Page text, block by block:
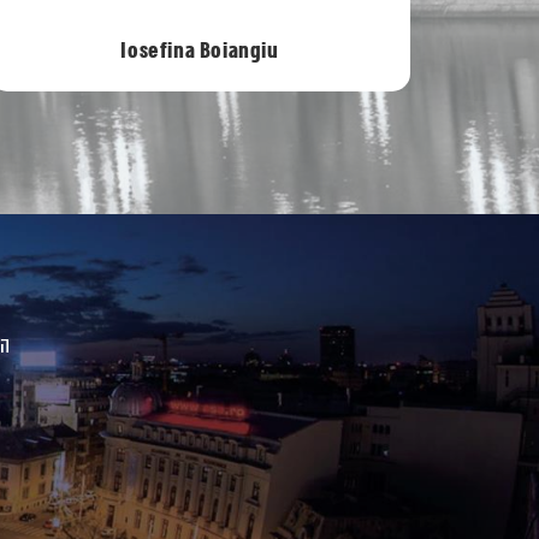
Diana Weininger